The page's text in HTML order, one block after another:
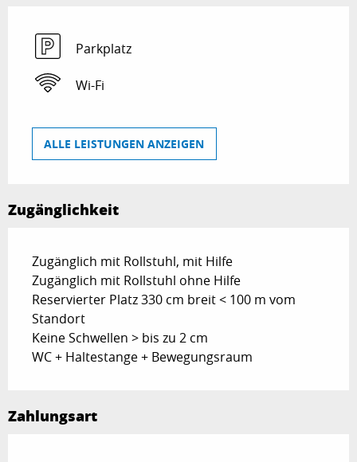
Parkplatz
Wi-Fi
ALLE LEISTUNGEN ANZEIGEN
Zugänglichkeit
Zugänglich mit Rollstuhl, mit Hilfe
Zugänglich mit Rollstuhl ohne Hilfe
Reservierter Platz 330 cm breit < 100 m vom
Standort
Keine Schwellen > bis zu 2 cm
WC + Haltestange + Bewegungsraum
Zahlungsart